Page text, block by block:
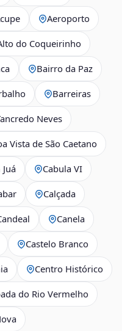
Aeroporto
do Coqueirinho
Bairro da Paz
Barreiras
Neves
Vista de São Caetano
Cabula VI
Calçada
Canela
Castelo Branco
Centro Histórico
do Rio Vermelho